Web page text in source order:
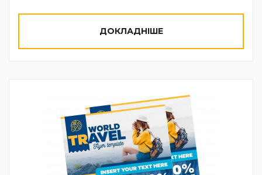
ДОКЛАДНІШЕ